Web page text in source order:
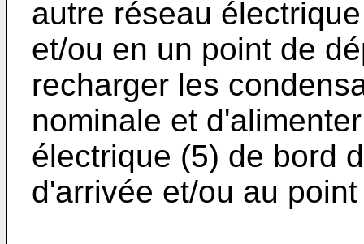
autre réseau
et/ou en un point de
recharger les
nominale et
électrique (5) de bord
d'arrivée et/ou au